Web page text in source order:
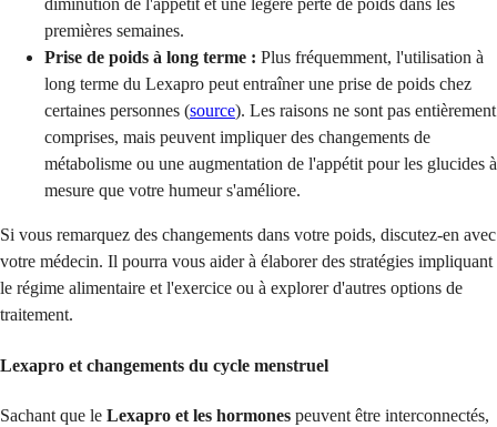
diminution de l'appétit et une légère perte de poids dans les
premières semaines.
Prise de poids à long terme : Plus fréquemment, l'utilisation à
long terme du Lexapro peut entraîner une prise de poids chez
certaines personnes (source). Les raisons ne sont pas entièrement
comprises, mais peuvent impliquer des changements de
métabolisme ou une augmentation de l'appétit pour les glucides à
mesure que votre humeur s'améliore.
Si vous remarquez des changements dans votre poids, discutez-en avec
votre médecin. Il pourra vous aider à élaborer des stratégies impliquant
le régime alimentaire et l'exercice ou à explorer d'autres options de
traitement.
Lexapro et changements du cycle menstruel
Sachant que le Lexapro et les hormones peuvent être interconnectés,